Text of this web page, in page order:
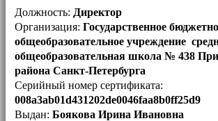
Должность: Директор
Организация: Государственное
общеобразовательное учреждение
общеобразовательная школа № 438
района Санкт-Петербурга
Серийный номер сертификата:
008a3ab01d431202de0046faa8b0ff25d9
Выдан: Боякова Ирина Ивановна